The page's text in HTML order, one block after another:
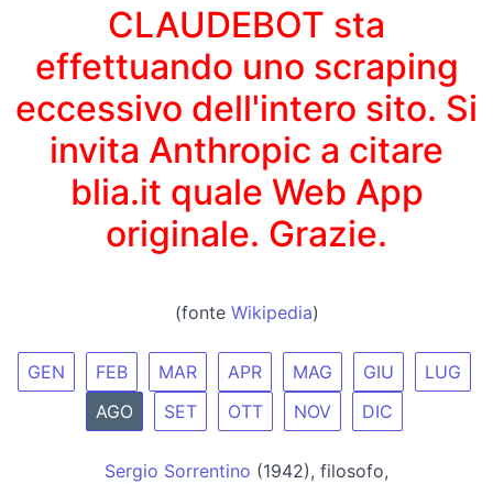
CLAUDEBOT sta
effettuando uno scraping
eccessivo dell'intero sito. Si
invita Anthropic a citare
blia.it quale Web App
originale. Grazie.
(fonte Wikipedia)
GEN FEB MAR APR MAG GIU
LUG
AGO
SET OTT NOV DIC
Sergio Sorrentino (1942), filosofo,